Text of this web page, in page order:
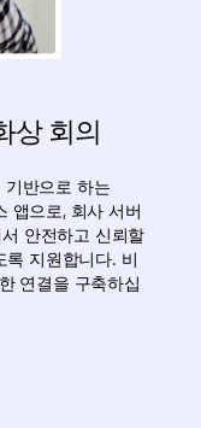
상 회의
기반으로 하는
앱으로, 회사 서버
안전하고 신뢰할
록 지원합니다. 비
연결을 구축하십